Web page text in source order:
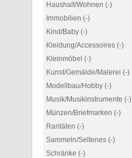
Haushalt/Wohnen (-)
Immobilien (-)
Kind/Baby (-)
Kleidung/Accessoires (-)
Kleinmöbel (-)
Kunst/Gemälde/Malerei (-)
Modellbau/Hobby (-)
Musik/Musikinstrumente (-)
Münzen/Briefmarken (-)
Raritäten (-)
Sammeln/Seltenes (-)
Schränke (-)